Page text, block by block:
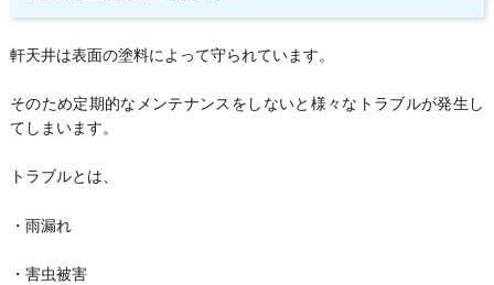
軒天井は表面の塗料によって守られています。
そのため定期的なメンテナンスをしないと様々なトラブルが発生し
てしまいます。
トラブルとは、
・雨漏れ
・害虫被害